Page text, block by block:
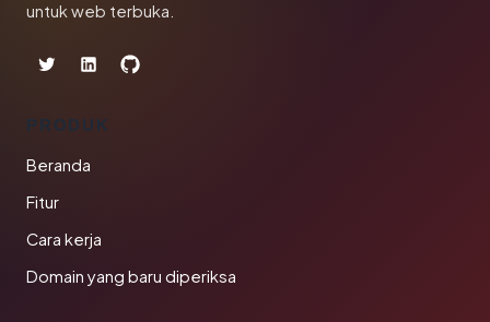
untuk web terbuka.
PRODUK
Beranda
Fitur
Cara kerja
Domain yang baru diperiksa